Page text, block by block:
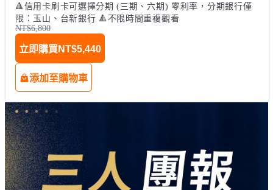
🔺信用卡刷卡可選擇分期 (三期、六期) 零利率，分期銀行僅
限：玉山、台新銀行 🔺不限時間重複觀看
NT$6,800
立即購買 NT$5,440
添加至購物車